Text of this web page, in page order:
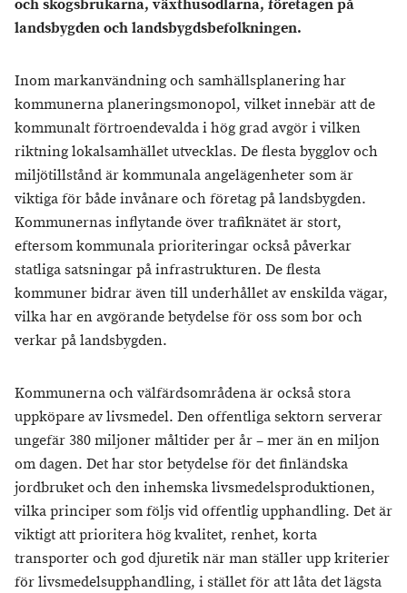
och skogsbrukarna, växthusodlarna, företagen på
landsbygden och landsbygdsbefolkningen.
Inom markanvändning och samhällsplanering har
kommunerna planeringsmonopol, vilket innebär att de
kommunalt förtroendevalda i hög grad avgör i vilken
riktning lokalsamhället utvecklas. De flesta bygglov och
miljötillstånd är kommunala angelägenheter som är
viktiga för både invånare och företag på landsbygden.
Kommunernas inflytande över trafiknätet är stort,
eftersom kommunala prioriteringar också påverkar
statliga satsningar på infrastrukturen. De flesta
kommuner bidrar även till underhållet av enskilda vägar,
vilka har en avgörande betydelse för oss som bor och
verkar på landsbygden.
Kommunerna och välfärdsområdena är också stora
uppköpare av livsmedel. Den offentliga sektorn serverar
ungefär 380 miljoner måltider per år – mer än en miljon
om dagen. Det har stor betydelse för det finländska
jordbruket och den inhemska livsmedelsproduktionen,
vilka principer som följs vid offentlig upphandling. Det är
viktigt att prioritera hög kvalitet, renhet, korta
transporter och god djuretik när man ställer upp kriterier
för livsmedelsupphandling, i stället för att låta det lägsta